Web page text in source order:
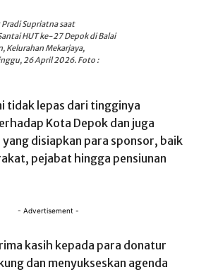
Supriatna saat
HUT ke-27 Depok di Balai
Kelurahan Mekarjaya,
26 April 2026. Foto :
tidak lepas dari tingginya
Kota Depok dan juga
disiapkan para sponsor, baik
pejabat hingga pensiunan
- Advertisement -
kasih kepada para donatur
dan menyukseskan agenda